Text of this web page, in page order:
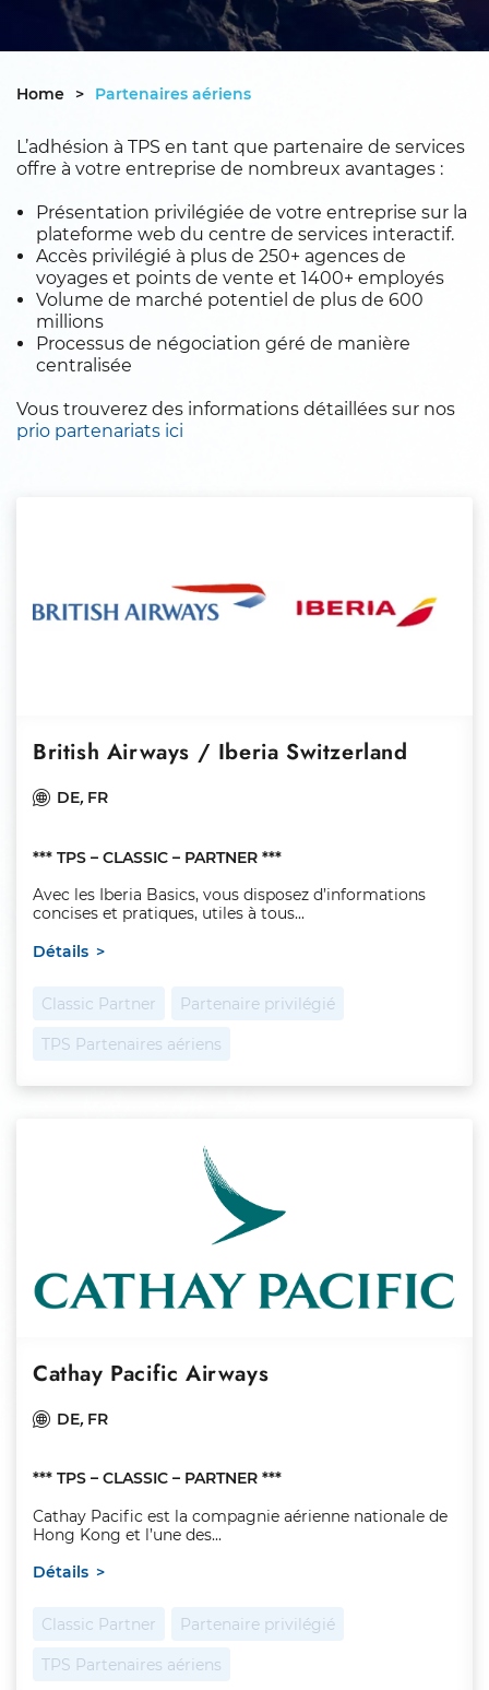
Home > Partenaires aériens
L’adhésion à TPS en tant que partenaire de services
offre à votre entreprise de nombreux avantages :
Présentation privilégiée de votre entreprise sur la
plateforme web du centre de services interactif.
Accès privilégié à plus de 250+ agences de
voyages et points de vente et 1400+ employés
Volume de marché potentiel de plus de 600
millions
Processus de négociation géré de manière
centralisée
Vous trouverez des informations détaillées sur nos
prio partenariats ici
British Airways / Iberia Switzerland
DE, FR
*** TPS – CLASSIC – PARTNER ***
Avec les Iberia Basics, vous disposez d’informations
concises et pratiques, utiles à tous...
Détails
Classic Partner Partenaire privilégié
TPS Partenaires aériens
Cathay Pacific Airways
DE, FR
*** TPS – CLASSIC – PARTNER ***
Cathay Pacific est la compagnie aérienne nationale de
Hong Kong et l’une des...
Détails
Classic Partner Partenaire privilégié
TPS Partenaires aériens